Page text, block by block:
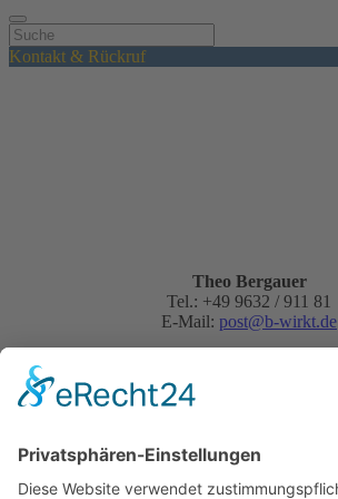
Kontakt & Rückruf
Theo Bergauer
Tel.: +49 9632 / 911 81
E-Mail: post@b-wirkt.de